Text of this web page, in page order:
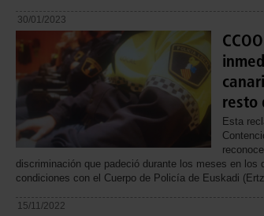
30/01/2023
resto
Esta
discriminación que padeció durante los meses en
condiciones con el Cuerpo de Policía de Euskadi
15/11/2022